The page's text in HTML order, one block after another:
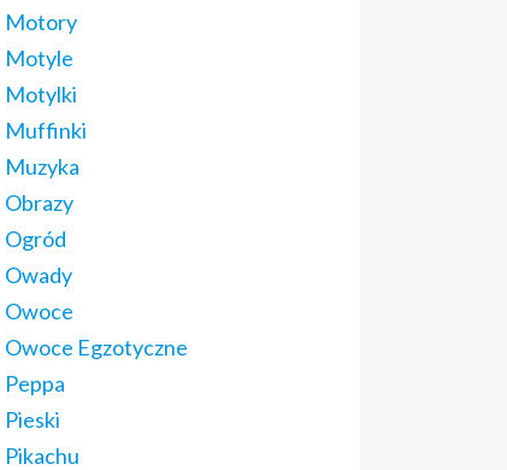
Motory
Motyle
Motylki
Muffinki
Muzyka
Obrazy
Ogród
Owady
Owoce
Owoce Egzotyczne
Peppa
Pieski
Pikachu